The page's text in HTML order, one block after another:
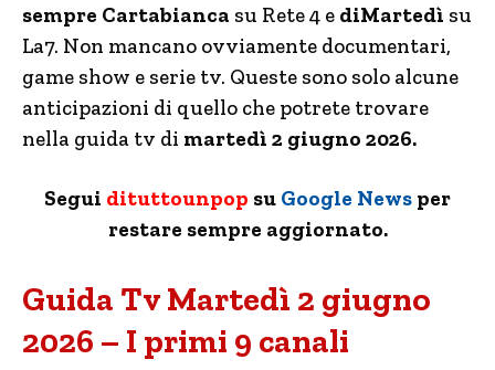
sempre Cartabianca su Rete 4 e diMartedì su
La7. Non mancano ovviamente documentari,
game show e serie tv. Queste sono solo alcune
anticipazioni di quello che potrete trovare
nella guida tv di martedì 2 giugno 2026.
Segui dituttounpop su Google News per
restare sempre aggiornato.
Guida Tv Martedì 2 giugno
2026 – I primi 9 canali